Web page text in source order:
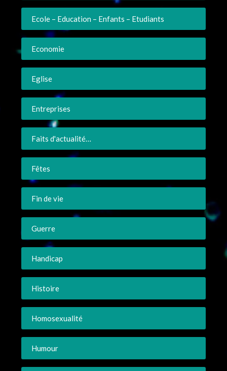
Ecole – Education – Enfants – Etudiants
Economie
Eglise
Entreprises
Faits d'actualité…
Fêtes
Fin de vie
Guerre
Handicap
Histoire
Homosexualité
Humour